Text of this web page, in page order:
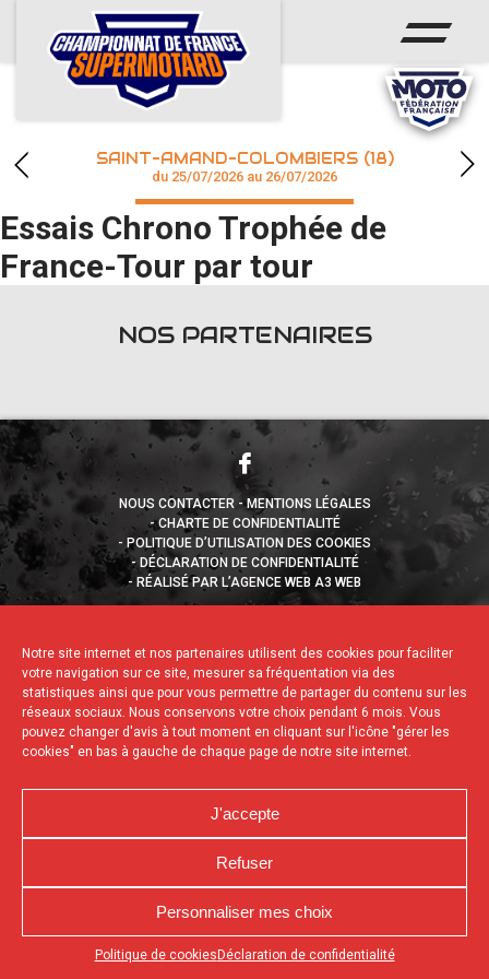
Notre site internet et nos partenaires utilisent des cookies pour faciliter
votre navigation sur ce site, mesurer sa fréquentation via des
statistiques ainsi que pour vous permettre de partager du contenu sur les
réseaux sociaux. Nous conservons votre choix pendant 6 mois. Vous
pouvez changer d'avis à tout moment en cliquant sur l'icône "gérer les
cookies" en bas à gauche de chaque page de notre site internet.
J'accepte
Refuser
Personnaliser mes choix
Politique de cookies Déclaration de confidentialité
Appuyez sur le bouton partager en bas de votre
ACCUEIL
ACTUS
CALENDRIER
CHAMPIONNAT
RÉSULTATS
PHOTOS / WEB TV
SAINT-AMAND-COLOMBIERS (18)
du 25/07/2026 au 26/07/2026
Essais Chrono Trophée de
France-Tour par tour
NOS PARTENAIRES
NOUS CONTACTER
MENTIONS LÉGALES
CHARTE DE CONFIDENTIALITÉ
POLITIQUE D’UTILISATION DES COOKIES
DÉCLARATION DE CONFIDENTIALITÉ
RÉALISÉ PAR L’AGENCE WEB A3 WEB